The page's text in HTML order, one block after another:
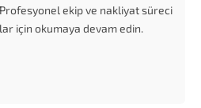
ekip ve nakliyat süreci
için okumaya devam edin.